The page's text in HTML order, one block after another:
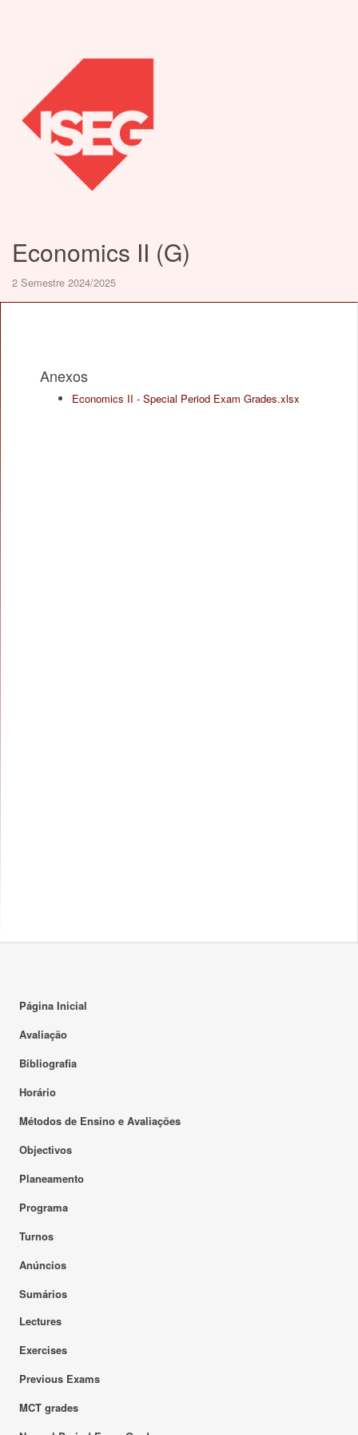
Economics II (G)
2 Semestre 2024/2025
Anexos
Economics II - Special Period Exam Grades.xlsx
Página Inicial
Avaliação
Bibliografia
Horário
Métodos de Ensino e Avaliações
Objectivos
Planeamento
Programa
Turnos
Anúncios
Sumários
Lectures
Exercises
Previous Exams
MCT grades